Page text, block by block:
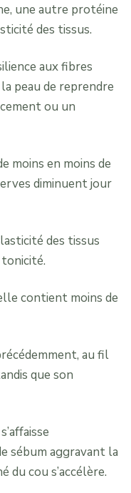
une autre protéine
des tissus.
aux fibres
peau de reprendre
ou un
moins en moins de
diminuent jour
des tissus
contient moins de
au fil
que son
sébum aggravant la
du cou s’accélère.